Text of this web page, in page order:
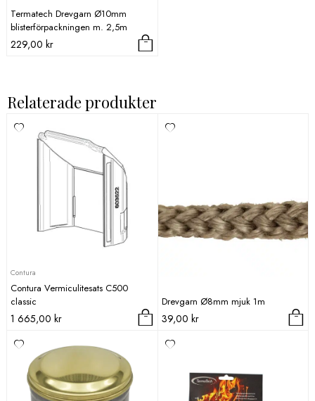
Termatech Drevgarn Ø10mm
blisterförpackningen m. 2,5m
229,00 kr
Relaterade produkter
Contura
Contura Vermiculitesats C500
classic
1 665,00 kr
Drevgarn Ø8mm mjuk 1m
39,00 kr